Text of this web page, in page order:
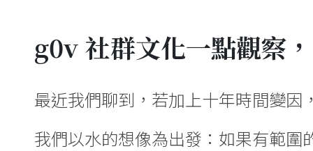
g0v 社群文化一點觀察
最近我們聊到，若加上十年時間變因
我們以水的想像為出發：如果有範